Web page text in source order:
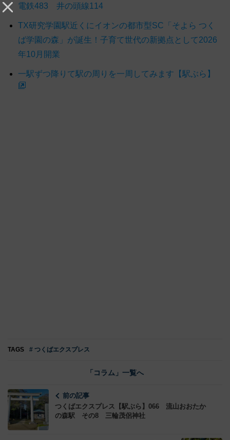
電鉄483 井の頭線114
TX研究学園駅近くにイオンの都市型SC「そよら つく
ば学園の森」が誕生！子育て世代の新拠点として2026
年10月開業
一駅ずつ降りて駅の周りを一周してみます【駅ぶら】
TAGS # つくばエクスプレス
「コラム」一覧へ
前の記事
つくばエクスプレス【駅ぶら】066 流山おおたか
の森駅 その8 三輪茂侶神社